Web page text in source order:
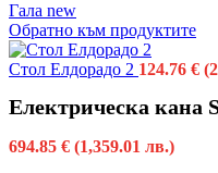
Гала new
Обратно към продуктите
Стол Елдорадо 2 124.76 €
Електрическа кана
694.85 € (1,359.01 лв.)